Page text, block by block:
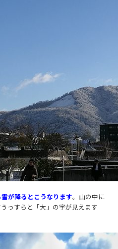
が降るとこうなります。山の中に
っすらと「大」の字が見えます